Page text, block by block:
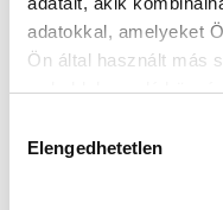
adatokkal, amelyeket
Ön által használt más
weboldalon való
kiválasztása
Elengedhetetlen
Május 15-én elindult a
és a webshopban, az